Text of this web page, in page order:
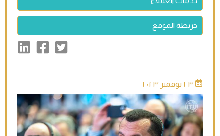
خريطة الموقع